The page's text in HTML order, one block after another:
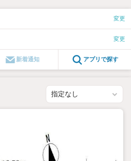
変更
変更
新着通知 アプリで探す